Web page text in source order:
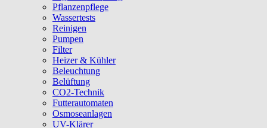
Pflanzenpflege
Wassertests
Reinigen
Pumpen
Filter
Heizer & Kühler
Beleuchtung
Belüftung
CO2-Technik
Futterautomaten
Osmoseanlagen
UV-Klärer